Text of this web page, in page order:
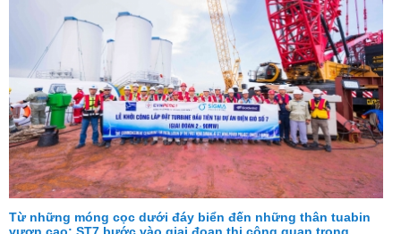
Từ những móng cọc dưới đáy biển đến những thân tuabin